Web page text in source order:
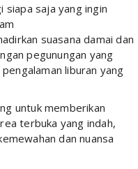
siapa saja yang ingin
suasana damai dan
pegunungan yang
liburan yang
untuk memberikan
terbuka yang indah,
dan nuansa